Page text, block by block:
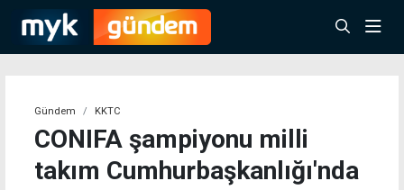
Gündem KKTC
CONIFA şampiyonu milli
takım Cumhurbaşkanlığı'nda